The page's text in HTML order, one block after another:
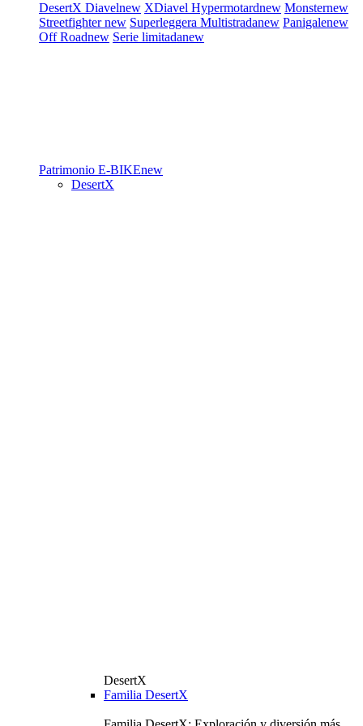
DesertX Diavelnew XDiavel Hypermotardnew Monsternew
Streetfighternew Superleggera Multistradanew Panigalenew
Off Roadnew Serie limitadanew
Patrimonio E-BIKEnew
DesertX
DesertX
Familia DesertX